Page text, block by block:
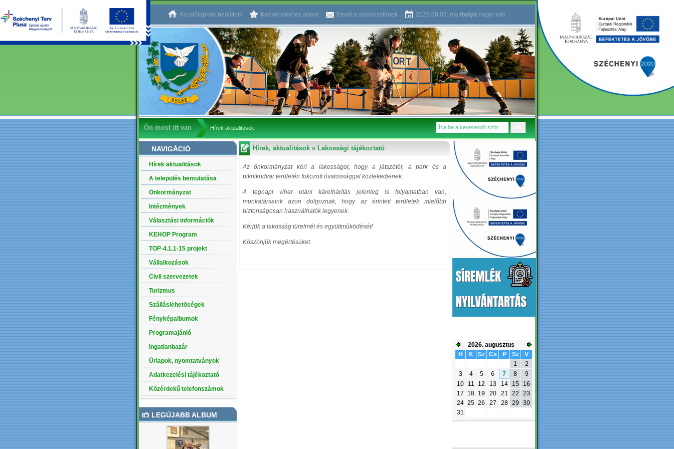
Kezdőlapnak beállítom Kedvencekhez adom Email a szerkesztőnek 2026.08.07. ma Ibolya napja van
Ön most itt van Hírek aktualitások
NAVIGÁCIÓ
Hírek aktualitások
A település bemutatása
Önkormányzat
Intézmények
Választási információk
KEHOP Program
TOP-4.1.1-15 projekt
Vállalkozások
Civil szervezetek
Turizmus
Szálláslehetõségek
Fényképalbumok
Programajánló
Ingatlanbazár
Űrlapok, nyomtatványok
Adatkezelési tájékoztató
Közérdekű telefonszámok
LEGÚJABB ALBUM
Hírek, aktualitások » Lakossági tájékoztató
Az önkormányzat kéri a lakosságot, hogy a játszótér, a park és a
piknikudvar területén fokozott óvatossággal közlekedjenek.
A tegnapi vihar utáni kárelhárítás jelenleg is folyamatban van,
munkatársaink azon dolgoznak, hogy az érintett területek mielőbb
biztonságosan használhatók legyenek.
Kérjük a lakosság türelmét és együttműködését!
Köszönjük megértésüket.
2026. augusztus
H
K Sz Cs P Sz
V
1
2
3
4 5 6 7 8
9
10
11 12 13 14 15
16
17
18 19 20 21 22
23
24 25 26 27 28 29
30
31